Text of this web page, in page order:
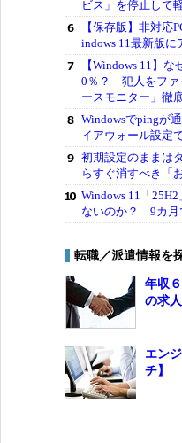
ビス」を停止して
【保存版】非対
indows 11最新版
【Windows 11】
0％？ 犯人をファ
ースモニター」徹
Windowsでpingが
イアウォール設定
初期設定のままは
らすぐ消すべき「
Windows 11「
ないのか？ 9カ月
転職／派遣情報を
年収
の求
エン
チ】